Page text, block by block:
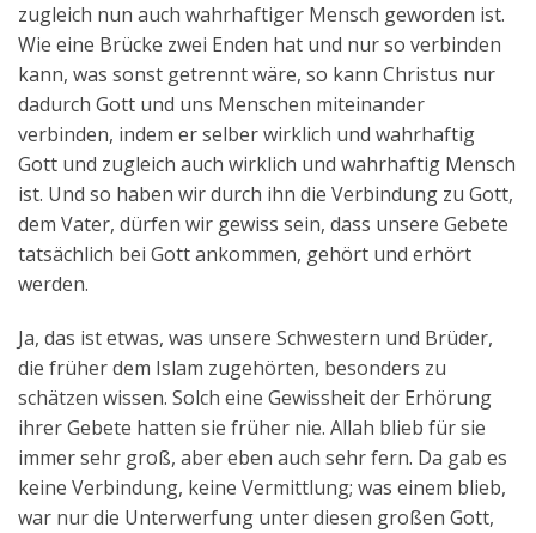
zugleich nun auch wahrhaftiger Mensch geworden ist.
Wie eine Brücke zwei Enden hat und nur so verbinden
kann, was sonst getrennt wäre, so kann Christus nur
dadurch Gott und uns Menschen miteinander
verbinden, indem er selber wirklich und wahrhaftig
Gott und zugleich auch wirklich und wahrhaftig Mensch
ist. Und so haben wir durch ihn die Verbindung zu Gott,
dem Vater, dürfen wir gewiss sein, dass unsere Gebete
tatsächlich bei Gott ankommen, gehört und erhört
werden.
Ja, das ist etwas, was unsere Schwestern und Brüder,
die früher dem Islam zugehörten, besonders zu
schätzen wissen. Solch eine Gewissheit der Erhörung
ihrer Gebete hatten sie früher nie. Allah blieb für sie
immer sehr groß, aber eben auch sehr fern. Da gab es
keine Verbindung, keine Vermittlung; was einem blieb,
war nur die Unterwerfung unter diesen großen Gott,